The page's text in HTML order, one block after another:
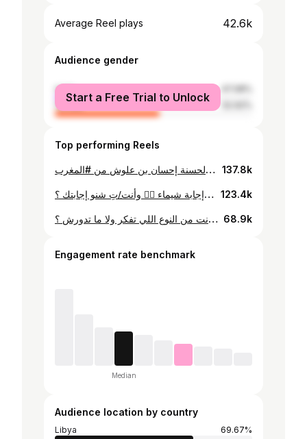
Average Reel plays 42.6k
Audience gender
male
female
Start a Free Trial to Unlock
Top performing Reels
فيه شوية أسئلة يخلنك تفكر في حاجات مرن عليك وأفكار وأحلام غيرتهن خلال سنوات حياتك ، المرة هذي سفيرة النوايا الحسنة إحسان بن علوش من #المغرب 🇲🇦 تجاوب عن شنو الحاجات اللي سعت تغيرهن في نفسها عشان توصل لنسخة أفضل منها ؟ وعن لو فيه أحلام لهز في الحياة اضطرت تتخلى عليهن ؟ وأنتم هل فيه حاجات كنتوا تحلموا تحققوهن زمان واليوم معش قعدت الأحلام هذي موجودة أو أنتهت بالنسبة لكم ؟ 🤔 137.8k
يمروا عليك أشخاص في الحياة واجد، فيه اللي يستمروا معاك وفيه اللي يعدوا ، ومنهم اللي يقولك نصيحة أو جملة أو حكمة في وقتها وتقعد عالقة معاك وما تنساهش وتمشي بيها في حياتك. فشنو النصيحة اللي جاتك من حد واستفدت منها في حياتك، هذي كانت إجابة شيماء 👇🏻 وأنت/ِتِ شنو إجابتك ؟ 123.4k
كل شخص وطريقته في التفكير✨ ، فيه اللي ماشيه معاه بالجو من غير ما يوجع راسه ويفكر واجد في المواضيع اللي يمر بيهن، وفيه اللي ياخذ وقته ويفكر بشكل مستمر حتى في الحاجات البسيطة .. هذي إجابة إيناس، وأنت من النوع اللي تفكر ولا ما تدورش ؟ 🤔 68.9k
Engagement rate benchmark
Median
Audience location by country
Libya
69.67%